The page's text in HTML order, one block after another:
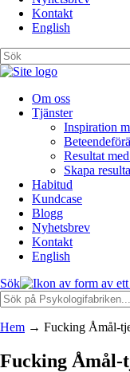
Kontakt
English
Om oss
Tjänster
Inspiration
Resultat
Skapa
Habitud
Kundcase
Blogg
Nyhetsbrev
Kontakt
English
Sök
Hem → Fucking Åmål-
Fucking Åmål-